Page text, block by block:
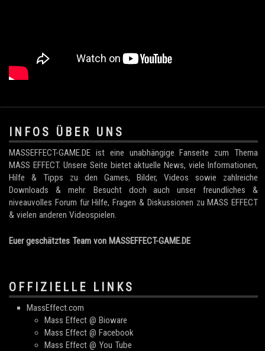
.
INFOS ÜBER UNS
MASSEFFECT-GAME.DE ist eine unabhängige Fanseite zum Thema
MASS EFFECT. Unsere Seite bietet aktuelle News, viele Informationen,
Hilfe & Tipps zu den Games, Bilder, Videos sowie zahlreiche
Downloads & mehr. Besucht doch auch unser freundliches &
niveauvolles Forum für Hilfe, Fragen & Diskussionen zu MASS EFFECT
& vielen anderen Videospielen.
Euer geschätztes Team von MASSEFFECT-GAME.DE
OFFIZIELLE LINKS
MassEffect.com
Mass Effect @ Bioware
Mass Effect @ Facebook
Mass Effect @ You Tube